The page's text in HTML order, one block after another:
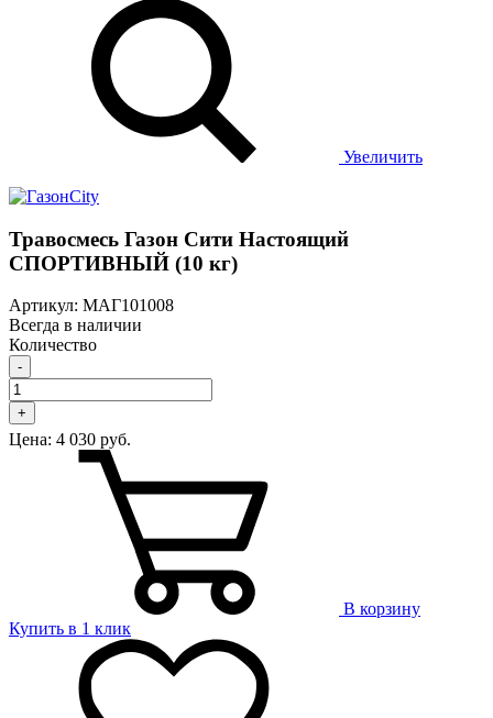
Увеличить
Травосмесь Газон Сити Настоящий
СПОРТИВНЫЙ (10 кг)
Артикул: МАГ101008
Всегда в наличии
Количество
-
+
Цена: 4 030 руб.
В корзину
Купить в 1 клик